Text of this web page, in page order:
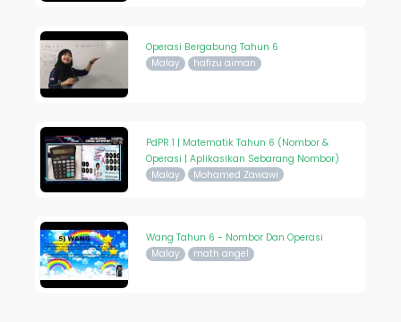
Operasi Bergabung Tahun 6
Malay hafizu aiman
PdPR 1 | Matematik Tahun 6 (Nombor &
Operasi | Aplikasikan Sebarang Nombor)
Malay Mohamed Zawawi
Wang Tahun 6 - Nombor Dan Operasi
Malay math angel